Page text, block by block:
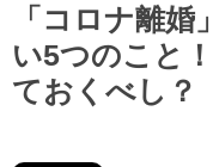
「コロナ離
い5つのこと
ておくべし？